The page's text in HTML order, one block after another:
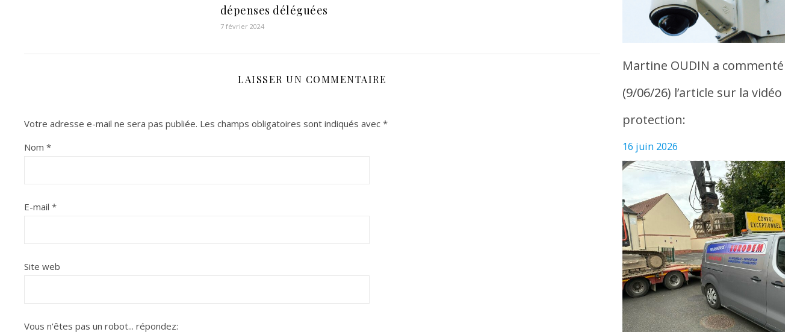
dépenses déléguées
7 février 2024
LAISSER UN COMMENTAIRE
Votre adresse e-mail ne sera pas publiée. Les champs obligatoires sont indiqués avec *
Nom *
E-mail *
Site web
Vous n'êtes pas un robot... répondez:
Martine OUDIN a commenté
(9/06/26) l’article sur la vidéo
protection:
16 juin 2026